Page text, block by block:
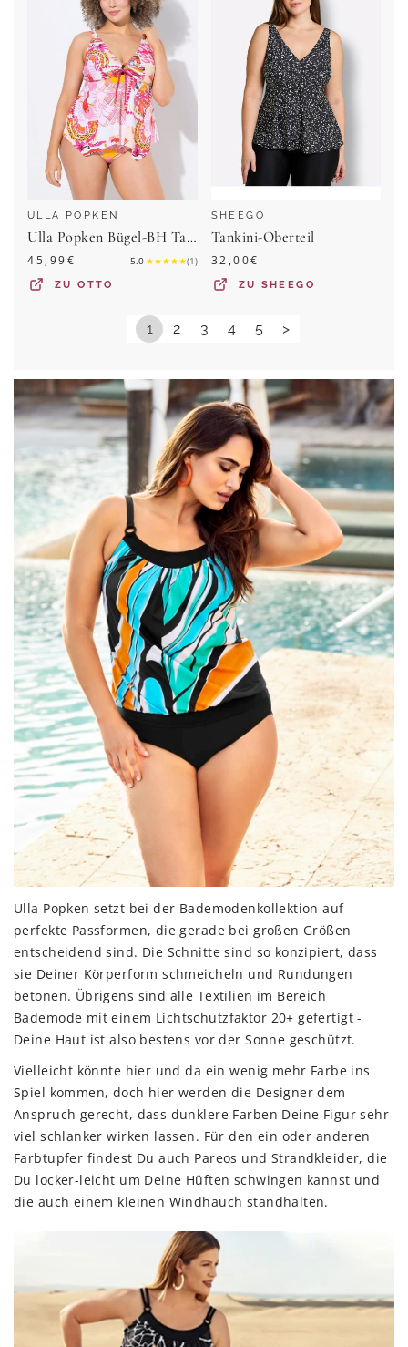
ULLA POPKEN
Ulla Popken Bügel-BH Tankini Papageien Softcups Träger verstellbar
45,99€ 5.0 ★★★★★(1)
ZUOTTO
SHEEGO
Tankini-Oberteil
32,00€
ZU SHEEGO
1 2 3 4 5 >
Ulla Popken setzt bei der Bademodenkollektion auf
perfekte Passformen, die gerade bei großen Größen
entscheidend sind. Die Schnitte sind so konzipiert, dass
sie Deiner Körperform schmeicheln und Rundungen
betonen. Übrigens sind alle Textilien im Bereich
Bademode mit einem Lichtschutzfaktor 20+ gefertigt -
Deine Haut ist also bestens vor der Sonne geschützt.
Vielleicht könnte hier und da ein wenig mehr Farbe ins
Spiel kommen, doch hier werden die Designer dem
Anspruch gerecht, dass dunklere Farben Deine Figur sehr
viel schlanker wirken lassen. Für den ein oder anderen
Farbtupfer findest Du auch Pareos und Strandkleider, die
Du locker-leicht um Deine Hüften schwingen kannst und
die auch einem kleinen Windhauch standhalten.